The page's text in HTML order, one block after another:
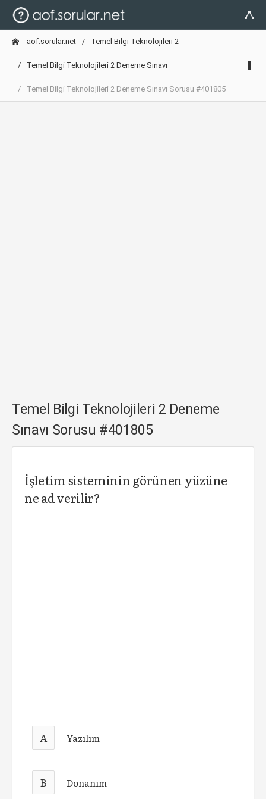
aof.sorular.net Temel Bilgi Teknolojileri 2
Temel Bilgi Teknolojileri 2 Deneme Sınavı
Temel Bilgi Teknolojileri 2 Deneme Sınavı Sorusu #401805
Temel Bilgi Teknolojileri 2 Deneme
Sınavı Sorusu #401805
İşletim sisteminin görünen yüzüne
ne ad verilir?
A Yazılım
B Donanım